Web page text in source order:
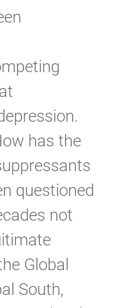
has the
questioned
not
Global
South,